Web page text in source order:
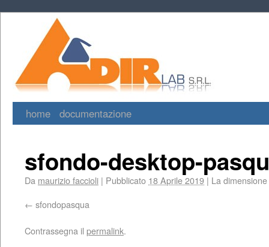
home documentazione
sfondo-desktop-
Da maurizio faccioli | Pubblicato 18 Aprile 2019 | La
sfondopasqua
Contrassegna il permalink.